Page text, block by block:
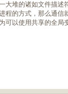
大堆的诸如文件描述
程的方式，那么通信
以使用共享的全局